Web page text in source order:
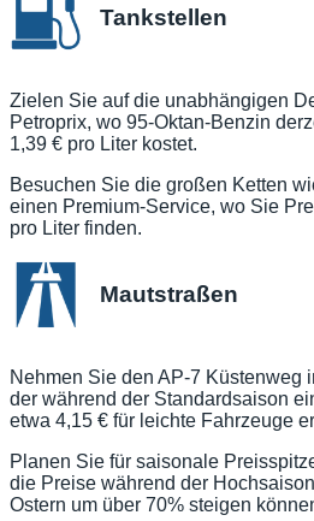
Tankstellen
Zielen Sie auf die unabhängigen
Petroprix, wo 95-Oktan-Benzin
1,39 € pro Liter kostet.
Besuchen Sie die großen Ketten
einen Premium-Service, wo Sie
pro Liter finden.
Mautstraßen
Nehmen Sie den AP-7 Küstenweg
der während der Standardsaison
etwa 4,15 € für leichte Fahrzeuge
Planen Sie für saisonale
die Preise während der
Ostern um über 70% steigen